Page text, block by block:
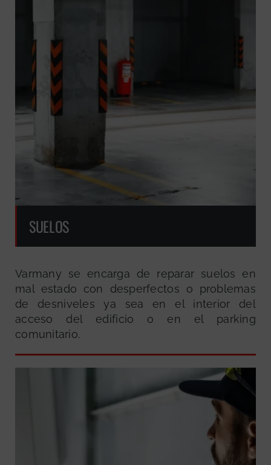
SUELOS
Varmany se encarga de reparar suelos en
mal estado con desperfectos o problemas
de desniveles ya sea en el interior del
acceso del edificio o en el parking
comunitario.